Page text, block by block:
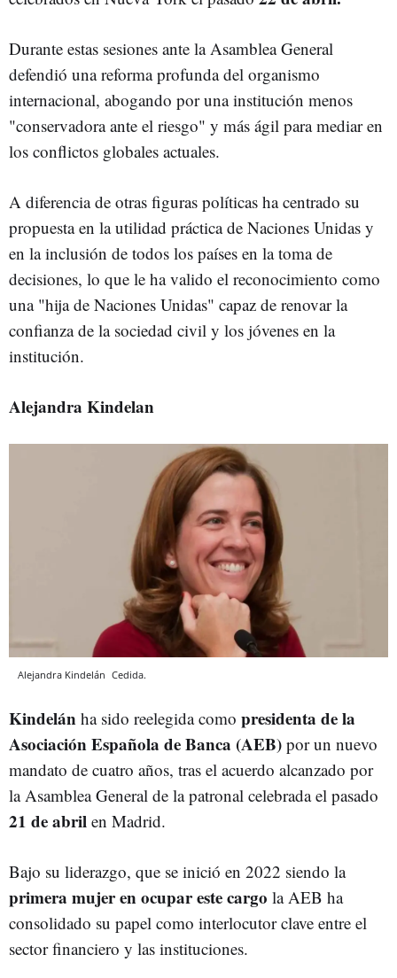
Durante estas sesiones ante la Asamblea General
defendió una reforma profunda del organismo
internacional, abogando por una institución menos
"conservadora ante el riesgo" y más ágil para mediar en
los conflictos globales actuales.
A diferencia de otras figuras políticas ha centrado su
propuesta en la utilidad práctica de Naciones Unidas y
en la inclusión de todos los países en la toma de
decisiones, lo que le ha valido el reconocimiento como
una "hija de Naciones Unidas" capaz de renovar la
confianza de la sociedad civil y los jóvenes en la
institución.
Alejandra Kindelan
Alejandra Kindelán Cedida.
Kindelán ha sido reelegida como presidenta de la
Asociación Española de Banca (AEB) por un nuevo
mandato de cuatro años, tras el acuerdo alcanzado por
la Asamblea General de la patronal celebrada el pasado
21 de abril en Madrid.
Bajo su liderazgo, que se inició en 2022 siendo la
primera mujer en ocupar este cargo la AEB ha
consolidado su papel como interlocutor clave entre el
sector financiero y las instituciones.